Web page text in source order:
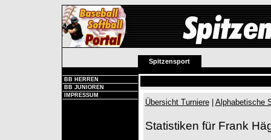
Spitzensport
BB HERREN
BB JUNIOREN
IMPRESSUM
Übersicht Turniere| Alphabetische
Statistiken für Frank